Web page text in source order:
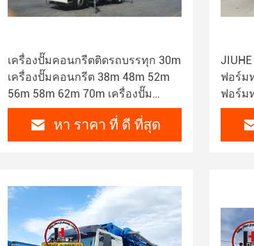
เครื่องปั๊มคอนกรีตติดรถบรรทุก 30m
เครื่องปั๊มคอนกรีต 38m 48m 52m
56m 58m 62m 70m เครื่องปั๊ม
คอนกรีต
หา ราคา ที่ ดี ที่สุด
ฟอร์ม
ฟอร์ม